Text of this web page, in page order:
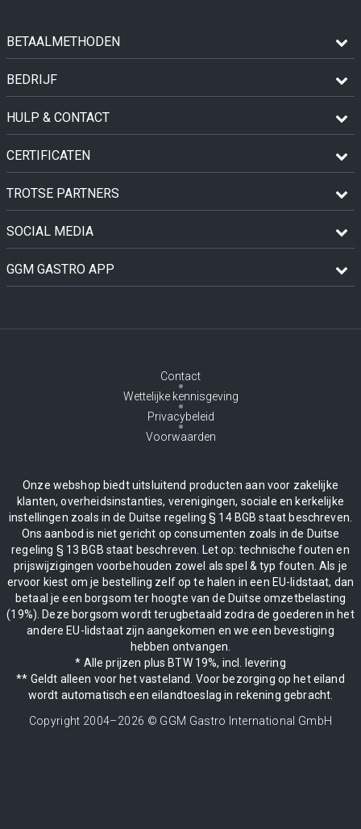
BETAALMETHODEN
BEDRIJF
HULP & CONTACT
CERTIFICATEN
TROTSE PARTNERS
SOCIAL MEDIA
GGM GASTRO APP
Contact
Wettelijke kennisgeving
Privacybeleid
Voorwaarden
Onze webshop biedt uitsluitend producten aan voor zakelijke
klanten, overheidsinstanties, verenigingen, sociale en kerkelijke
instellingen zoals in de Duitse regeling § 14 BGB staat beschreven.
Ons aanbod is niet gericht op consumenten zoals in de Duitse
regeling § 13 BGB staat beschreven. Let op: technische fouten en
prijswijzigingen voorbehouden zowel als spel & typ fouten. Als je
ervoor kiest om je bestelling zelf op te halen in een EU-lidstaat, dan
betaal je een borgsom ter hoogte van de Duitse omzetbelasting
(19%). Deze borgsom wordt terugbetaald zodra de goederen in het
andere EU-lidstaat zijn aangekomen en we een bevestiging
hebben ontvangen.
* Alle prijzen plus BTW 19%, incl. levering
** Geldt alleen voor het vasteland. Voor bezorging op het eiland
wordt automatisch een eilandtoeslag in rekening gebracht.
Copyright 2004–2026 © GGM Gastro International GmbH